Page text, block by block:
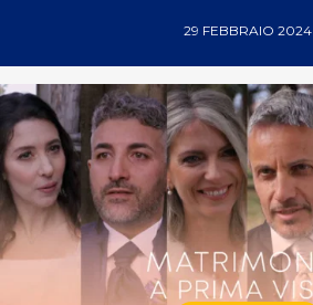
29 FEBBRAIO 2024